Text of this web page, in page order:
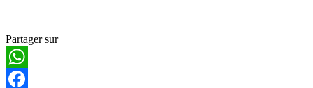
Partager sur
WhatsApp